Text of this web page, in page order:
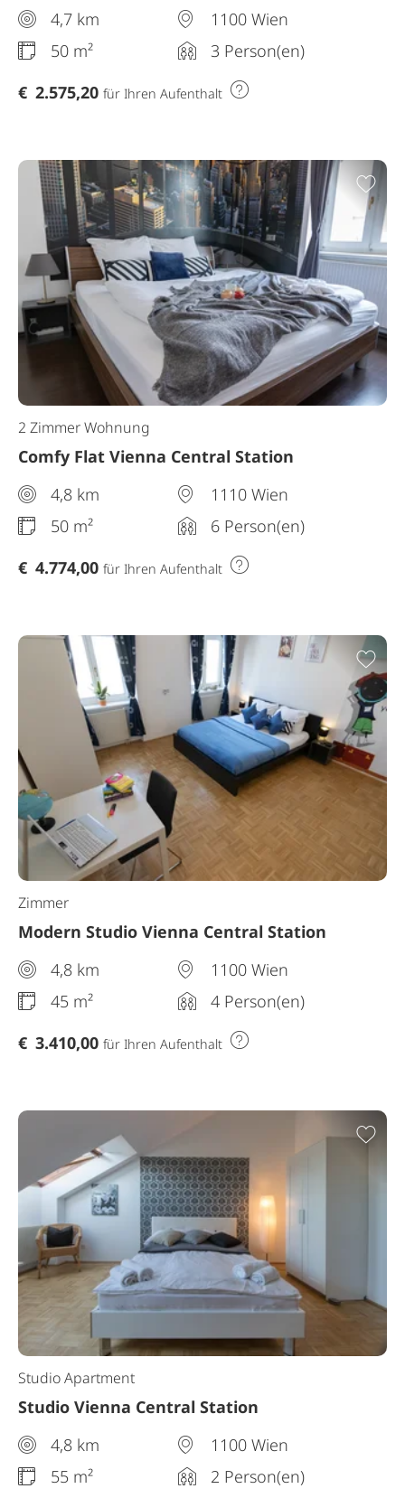
4,7 km
1100 Wien
50 m²
3 Person(en)
€ 2.575,20 für Ihren Aufenthalt
2 Zimmer Wohnung
Comfy Flat Vienna Central Station
4,8 km
1110 Wien
50 m²
6 Person(en)
€ 4.774,00 für Ihren Aufenthalt
Zimmer
Modern Studio Vienna Central Station
4,8 km
1100 Wien
45 m²
4 Person(en)
€ 3.410,00 für Ihren Aufenthalt
Studio Apartment
Studio Vienna Central Station
4,8 km
1100 Wien
55 m²
2 Person(en)